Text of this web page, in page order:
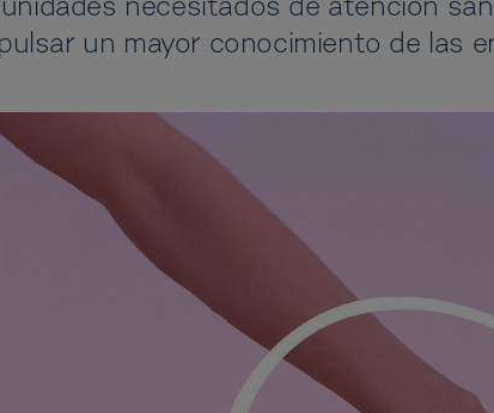
necesitados de atención
un mayor conocimiento de las